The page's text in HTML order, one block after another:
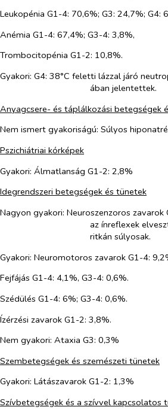
Leukopénia G1-4: 70,6%; G3: 24,7%; G4:
Anémia G1-4: 67,4%; G3-4: 3,8%,
Trombocitopénia G1-2: 10,8%.
Gyakori: G4: 38°C feletti lázzal járó
ában jelentettek.
Anyagcsere- és táplálkozási betegségek
Nem ismert gyakoriságú: Súlyos
Pszichiátriai kórképek
Gyakori: Álmatlanság G1-2: 2,8%
Idegrendszeri betegségek és tünetek
Nagyon gyakori: Neuroszenzoros
az ínreflexek
ritkán súlyosak.
Gyakori: Neuromotoros zavarok G1-4:
Fejfájás G1-4: 4,1%, G3-4: 0,6%.
Szédülés G1-4: 6%; G3-4: 0,6%.
Ízérzési zavarok G1-2: 3,8%.
Nem gyakori: Ataxia G3: 0,3%
Szembetegségek és szemészeti tünetek
Gyakori: Látászavarok G1-2: 1,3%
Szívbetegségek és a szívvel kapcsolatos